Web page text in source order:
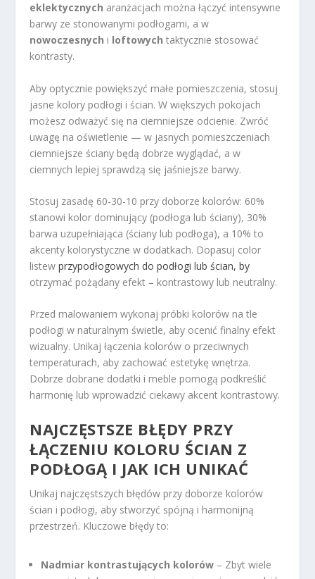
eklektycznych aranżacjach można łączyć intensywne
barwy ze stonowanymi podłogami, a w
nowoczesnych i loftowych taktycznie stosować
kontrasty.
Aby optycznie powiększyć małe pomieszczenia, stosuj
jasne kolory podłogi i ścian. W większych pokojach
możesz odważyć się na ciemniejsze odcienie. Zwróć
uwagę na oświetlenie — w jasnych pomieszczeniach
ciemniejsze ściany będą dobrze wyglądać, a w
ciemnych lepiej sprawdzą się jaśniejsze barwy.
Stosuj zasadę 60-30-10 przy doborze kolorów: 60%
stanowi kolor dominujący (podłoga lub ściany), 30%
barwa uzupełniająca (ściany lub podłoga), a 10% to
akcenty kolorystyczne w dodatkach. Dopasuj color
listewprzypodłogowych do podłogi lub ścian, by
otrzymać pożądany efekt – kontrastowy lub neutralny.
Przed malowaniem wykonaj próbki kolorów na tle
podłogi w naturalnym świetle, aby ocenić finalny efekt
wizualny. Unikaj łączenia kolorów o przeciwnych
temperaturach, aby zachować estetykę wnętrza.
Dobrze dobrane dodatki i meble pomogą podkreślić
harmonię lub wprowadzić ciekawy akcent kontrastowy.
NAJCZĘSTSZE BŁĘDY PRZY
ŁĄCZENIU KOLORU ŚCIAN Z
PODŁOGĄ I JAK ICH UNIKAĆ
Unikaj najczęstszych błędów przy doborze kolorów
ścian i podłogi, aby stworzyć spójną i harmonijną
przestrzeń. Kluczowe błędy to:
Nadmiar kontrastujących kolorów – Zbyt wiele